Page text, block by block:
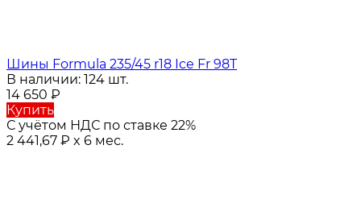
Шины Formula 235/45 r18 Ice Fr 98T
В наличии: 124 шт.
14 650 ₽
Купить
С учётом НДС по ставке 22%
2 441,67 ₽ x 6 мес.